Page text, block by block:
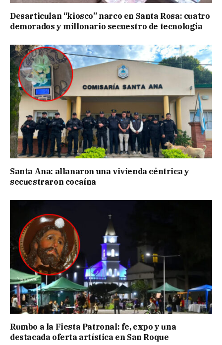
Desarticulan “kiosco” narco en Santa Rosa: cuatro
demorados y millonario secuestro de tecnología
Santa Ana: allanaron una vivienda céntrica y
secuestraron cocaína
Rumbo a la Fiesta Patronal: fe, expo y una
destacada oferta artística en San Roque